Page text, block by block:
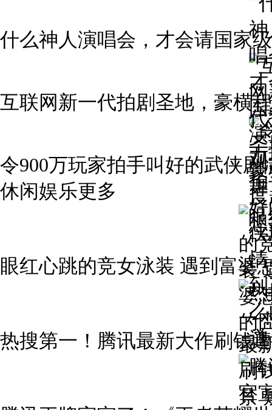
什么神人演唱会，才会请国家
互联网新一代拍剧圣地，豪横
令900万玩家拍手叫好的武侠剧
休闲娱乐更多
眼红心跳的竞女泳装 遇到富婆
热搜第一！腾讯最新大作刷钱